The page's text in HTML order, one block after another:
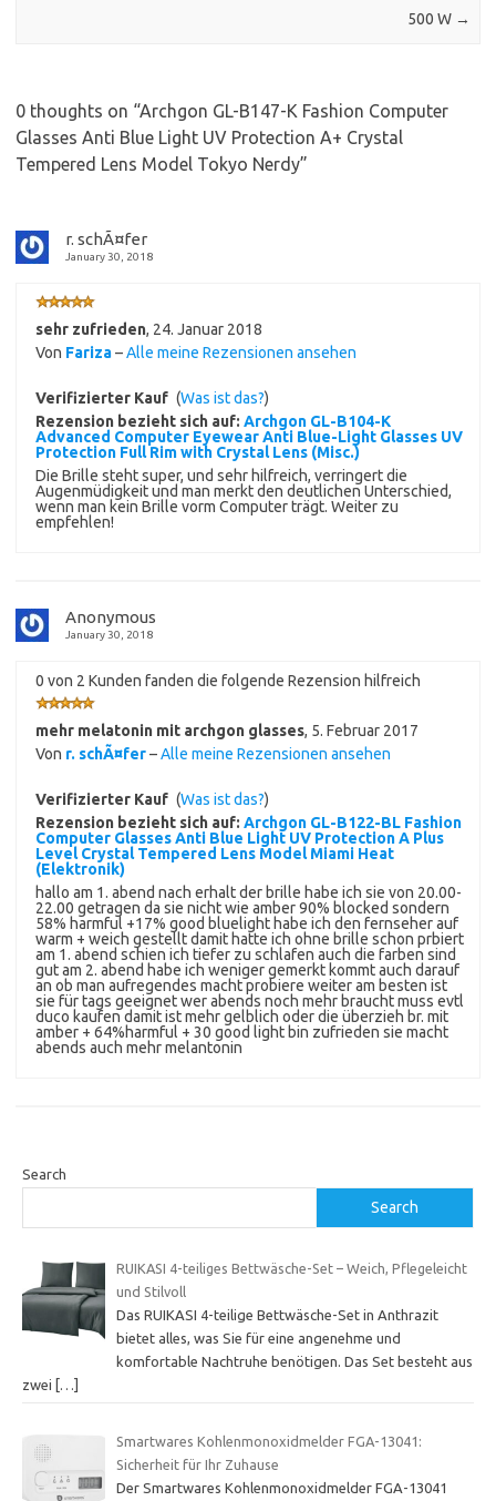
500 W →
0 thoughts on “Archgon GL-B147-K Fashion Computer
Glasses Anti Blue Light UV Protection A+ Crystal
Tempered Lens Model Tokyo Nerdy”
r. schÃ¤fer
January 30, 2018
sehr zufrieden, 24. Januar 2018
Von Fariza–Alle meine Rezensionen ansehen
Verifizierter Kauf (Was ist das?)
Rezension bezieht sich auf: Archgon GL-B104-K
Advanced Computer Eyewear Anti Blue-Light Glasses UV
Protection Full Rim with Crystal Lens (Misc.)
Die Brille steht super, und sehr hilfreich, verringert die
Augenmüdigkeit und man merkt den deutlichen Unterschied,
wenn man kein Brille vorm Computer trägt. Weiter zu
empfehlen!
Anonymous
January 30, 2018
0 von 2 Kunden fanden die folgende Rezension hilfreich
mehr melatonin mit archgon glasses, 5. Februar 2017
Von r. schÃ¤fer–Alle meine Rezensionen ansehen
Verifizierter Kauf (Was ist das?)
Rezension bezieht sich auf: Archgon GL-B122-BL Fashion
Computer Glasses Anti Blue Light UV Protection A Plus
Level Crystal Tempered Lens Model Miami Heat
(Elektronik)
hallo am 1. abend nach erhalt der brille habe ich sie von 20.00-
22.00 getragen da sie nicht wie amber 90% blocked sondern
58% harmful +17% good bluelight habe ich den fernseher auf
warm + weich gestellt damit hatte ich ohne brille schon prbiert
am 1. abend schien ich tiefer zu schlafen auch die farben sind
gut am 2. abend habe ich weniger gemerkt kommt auch darauf
an ob man aufregendes macht probiere weiter am besten ist
sie für tags geeignet wer abends noch mehr braucht muss evtl
duco kaufen damit ist mehr gelblich oder die überzieh br. mit
amber + 64%harmful + 30 good light bin zufrieden sie macht
abends auch mehr melantonin
Search
Search
RUIKASI 4-teiliges Bettwäsche-Set – Weich, Pflegeleicht
und Stilvoll
Das RUIKASI 4-teilige Bettwäsche-Set in Anthrazit
bietet alles, was Sie für eine angenehme und
komfortable Nachtruhe benötigen. Das Set besteht aus
zwei
[…]
Smartwares Kohlenmonoxidmelder FGA-13041:
Sicherheit für Ihr Zuhause
Der Smartwares Kohlenmonoxidmelder FGA-13041